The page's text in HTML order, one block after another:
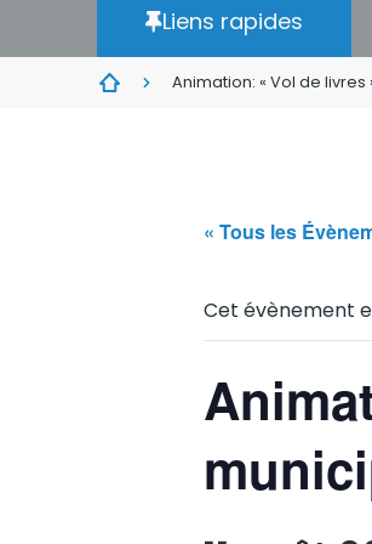
Liens rapides
Animation: « Vol de
« Tous les
Cet évènement